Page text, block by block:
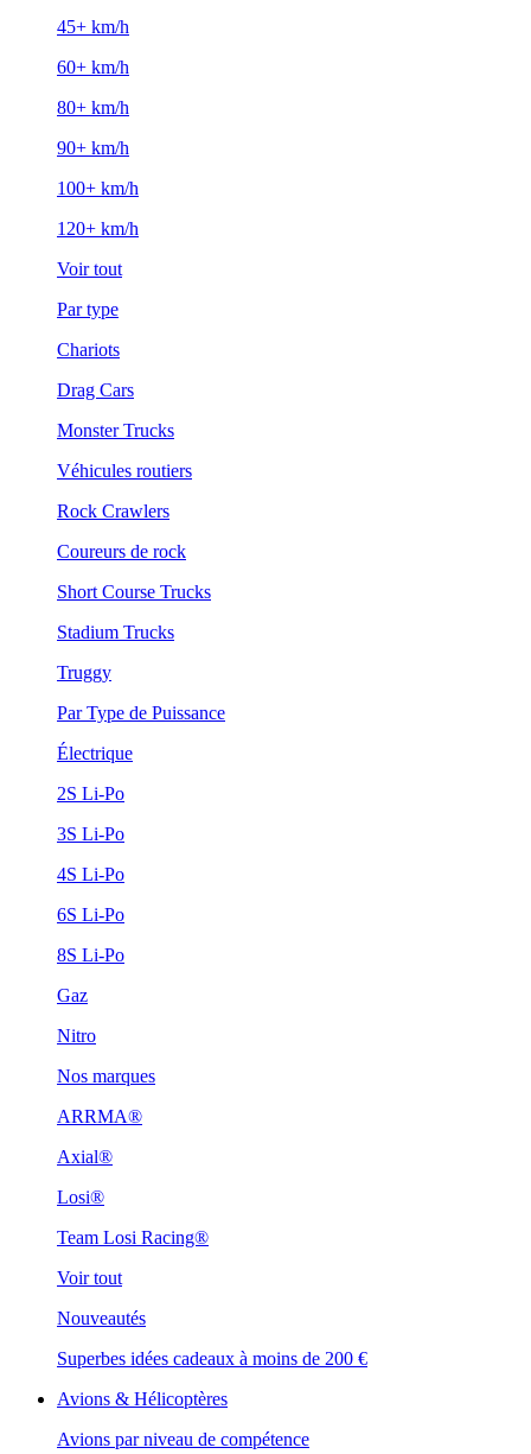
45+ km/h
60+ km/h
80+ km/h
90+ km/h
100+ km/h
120+ km/h
Voir tout
Par type
Chariots
Drag Cars
Monster Trucks
Véhicules routiers
Rock Crawlers
Coureurs de rock
Short Course Trucks
Stadium Trucks
Truggy
Par Type de Puissance
Électrique
2S Li-Po
3S Li-Po
4S Li-Po
6S Li-Po
8S Li-Po
Gaz
Nitro
Nos marques
ARRMA®
Axial®
Losi®
Team Losi Racing®
Voir tout
Nouveautés
Superbes idées cadeaux à moins de 200 €
Avions & Hélicoptères
Avions par niveau de compétence